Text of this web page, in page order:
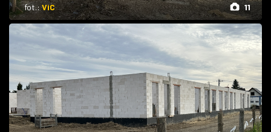
fot.:ViC 11